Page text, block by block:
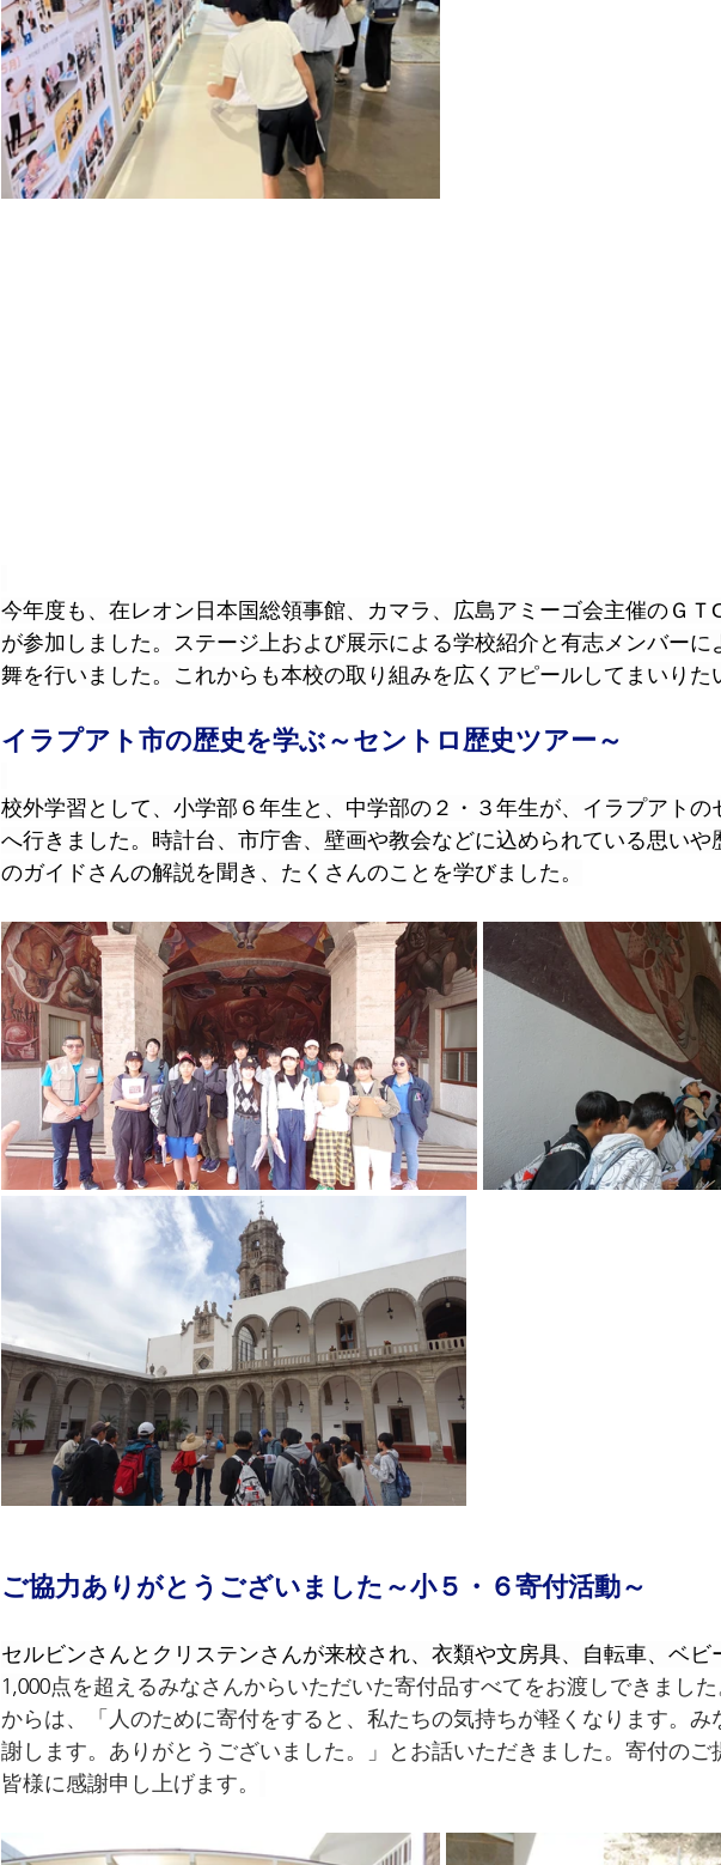
今年度も、在レオン日本国総領事館、カマラ、広島アミーゴ会主催のＧ
が参加しました。ステージ上および展示による学校紹介と有志メンバーに
舞を行いました。これからも本校の取り組みを広くアピールしてまいりた
イラプアト市の歴史を学ぶ～セントロ歴史ツアー～
校外学習として、小学部６年生と、中学部の２・３年生が、イラプアトの
へ行きました。時計台、市庁舎、壁画や教会などに込められている思いや
のガイドさんの解説を聞き、たくさんのことを学びました。
ご協力ありがとうございました～小５・６寄付活動～
セルビンさんとクリステンさんが来校され、衣類や文房具、自転車、ベビ
1,000点を超えるみなさんからいただいた寄付品すべてをお渡しできまし
からは、「人のために寄付をすると、私たちの気持ちが軽くなります。み
謝します。ありがとうございました。」とお話いただきました。寄付のご
皆様に感謝申し上げます。